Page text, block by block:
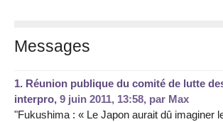
Messages
1. Réunion publique du comité de lutte
interpro, 9 juin 2011, 13:58, par Max
"Fukushima : « Le Japon aurait dû imaginer